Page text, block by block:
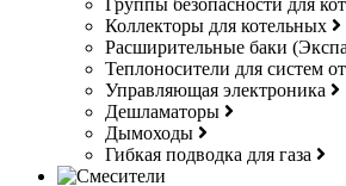
Группы безопасности для
Коллекторы для котельных
Расширительные баки
Теплоносители для систем
Управляющая электроника
Дешламаторы
Дымоходы
Гибкая подводка для газа